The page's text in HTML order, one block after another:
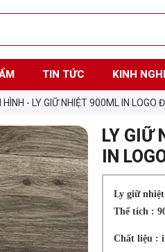
TIN TỨC KINH
HÌNH - LY GIỮ NHIỆT 900ML IN LOGO
LY GIỮ
IN
Ly giữ nhiệt
Thể tích :
Chất liệu :